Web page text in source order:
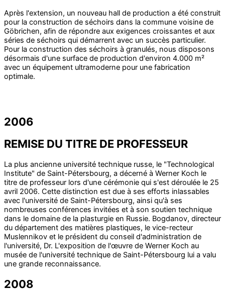
Après l'extension, un nouveau hall de production a été construit
pour la construction de séchoirs dans la commune voisine de
Göbrichen, afin de répondre aux exigences croissantes et aux
séries de séchoirs qui démarrent avec un succès particulier.
Pour la construction des séchoirs à granulés, nous disposons
désormais d'une surface de production d'environ 4.000 m²
avec un équipement ultramoderne pour une fabrication
optimale.
2006
REMISE DU TITRE DE PROFESSEUR
La plus ancienne université technique russe, le "Technological
Institute" de Saint-Pétersbourg, a décerné à Werner Koch le
titre de professeur lors d'une cérémonie qui s'est déroulée le 25
avril 2006. Cette distinction est due à ses efforts inlassables
avec l'université de Saint-Pétersbourg, ainsi qu'à ses
nombreuses conférences invitées et à son soutien technique
dans le domaine de la plasturgie en Russie. Bogdanov, directeur
du département des matières plastiques, le vice-recteur
Muslennikov et le président du conseil d'administration de
l'université, Dr. L'exposition de l'œuvre de Werner Koch au
musée de l'université technique de Saint-Pétersbourg lui a valu
une grande reconnaissance.
2008